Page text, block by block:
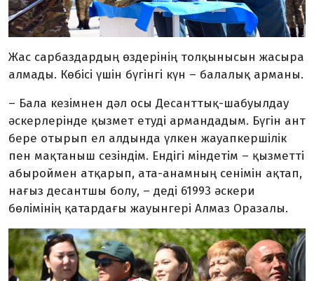
Жас сарбаздардың өздерінің толқынысын жасыра
алмады. Көбісі үшін бүгінгі күн – балалық арманы.
– Бала кезімнен дәл осы Десанттық-шабуылдау
әскерлерінде қызмет етуді армандадым. Бүгін ант
бере отырып ел алдында үлкен жауапкершілік
пен мақтаныш сезіндім. Ендігі міндетім – қызметті
абыроймен атқарып, ата-анамның сенімін ақтап,
нағыз десантшы болу, – деді 61993 әскери
бөлімінің қатардағы жауынгері Алмаз Оразалы.